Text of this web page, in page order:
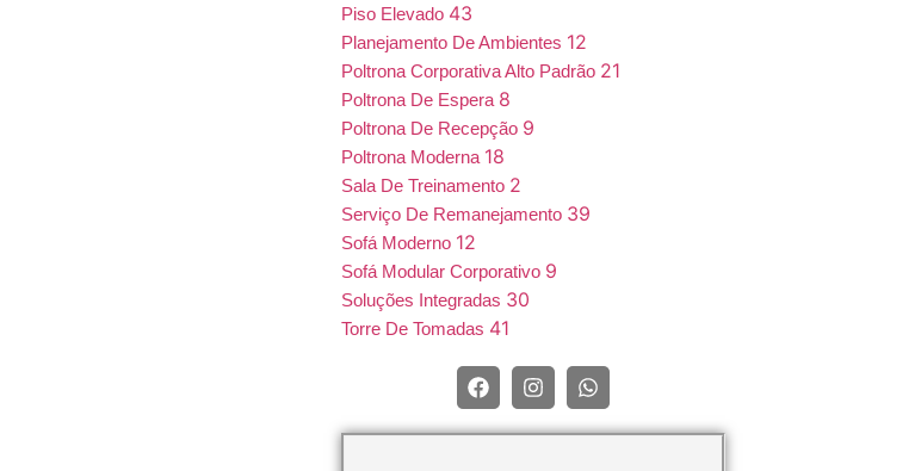
Piso Elevado 43
Planejamento De Ambientes 12
Poltrona Corporativa Alto Padrão 21
Poltrona De Espera 8
Poltrona De Recepção 9
Poltrona Moderna 18
Sala De Treinamento 2
Serviço De Remanejamento 39
Sofá Moderno 12
Sofá Modular Corporativo 9
Soluções Integradas 30
Torre De Tomadas 41